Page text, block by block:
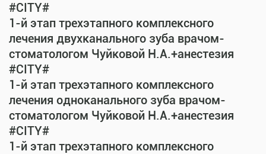
#CITY#
1-й этап трехэтапного комплексного
лечения двухканального зуба врачом-
стоматологом Чуйковой Н.А.+анестезия
#CITY#
1-й этап трехэтапного комплексного
лечения одноканального зуба врачом-
стоматологом Чуйковой Н.А.+анестезия
#CITY#
1-й этап трехэтапного комплексного